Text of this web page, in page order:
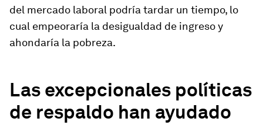
del mercado laboral podría tardar un tiempo, lo
cual empeoraría la desigualdad de ingreso y
ahondaría la pobreza.
Las excepcionales políticas
de respaldo han ayudado